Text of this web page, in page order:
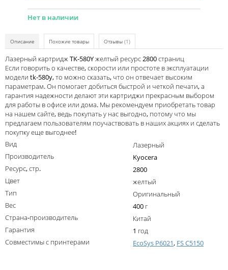
HP
Kodak
Konica Minolta
Kyocera
Lexmark
OKI
Panasonic
Ricoh
Samsung
Xerox
Для франкировальной машины
Нет в наличии
Описание Похожие товары Отзывы (1)
Лазерный картридж TK-580Y желтый ресурс 2800 страниц
Если говорить о качестве, скорости или простоте в эксплуатации
модели tk-580y, то можно сказать, что он отвечает высоким
параметрам. Он помогает добиться быстрой и четкой печати, а
гарантия надежности делают эти картриджи прекрасным выбором
для работы в офисе или дома. Мы рекомендуем приобретать товар
на нашем сайте, ведь покупать у нас выгодно, потому что мы
предлагаем пользователям поучаствовать в наших акциях и сделать
покупку еще выгоднее!
Вид
Лазерный
Производитель
Kyocera
Ресурс, стр.
2800
Цвет
желтый
Тип
Оригинальный
Вес
400 г
Страна-производитель
Китай
Гарантия
1 год
Совместимы с принтерами
EcoSys P6021, FS C5150